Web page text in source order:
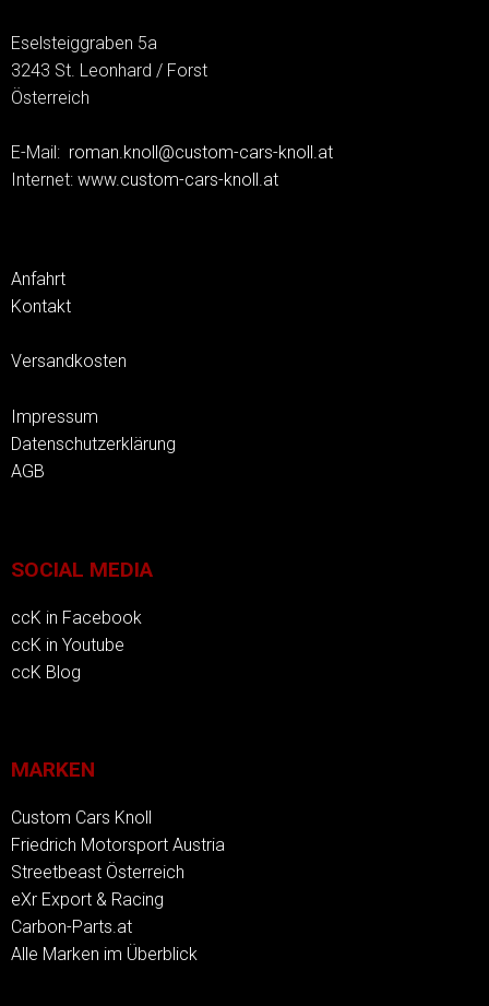
Eselsteiggraben 5a
3243 St. Leonhard / Forst
Österreich
E-Mail: roman.knoll@custom-cars-knoll.at
Internet: www.custom-cars-knoll.at
Anfahrt
Kontakt
Versandkosten
Impressum
Datenschutzerklärung
AGB
SOCIAL MEDIA
ccK in Facebook
ccK in Youtube
ccK Blog
MARKEN
Custom Cars Knoll
Friedrich Motorsport Austria
Streetbeast Österreich
eXr Export & Racing
Carbon-Parts.at
Alle Marken im Überblick